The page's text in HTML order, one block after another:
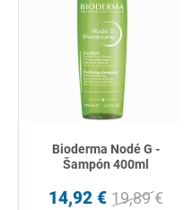
Bioderma Nodé G -
Šampón 400ml
14,92 € 19,89 €